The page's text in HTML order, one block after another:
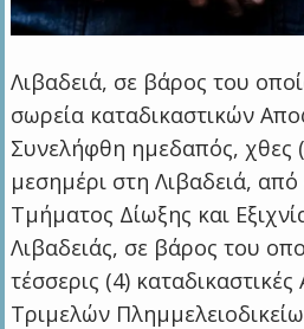
Λιβαδειά, σε βάρος του
σωρεία καταδικαστικών
Συνελήφθη ημεδαπός, χθες
μεσημέρι στη Λιβαδειά,
Τμήματος Δίωξης και
Λιβαδειάς, σε βάρος του
τέσσερις (4)
Τριμελών